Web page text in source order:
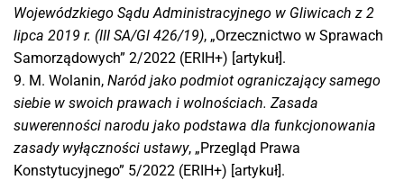
Wojewódzkiego Sądu Administracyjnego w Gliwicach z 2
lipca 2019 r. (III SA/Gl 426/19), „Orzecznictwo w Sprawach
Samorządowych” 2/2022 (ERIH+) [artykuł].
9. M. Wolanin, Naród jako podmiot ograniczający samego
siebie w swoich prawach i wolnościach. Zasada
suwerenności narodu jako podstawa dla funkcjonowania
zasady wyłączności ustawy, „Przegląd Prawa
Konstytucyjnego” 5/2022 (ERIH+) [artykuł].